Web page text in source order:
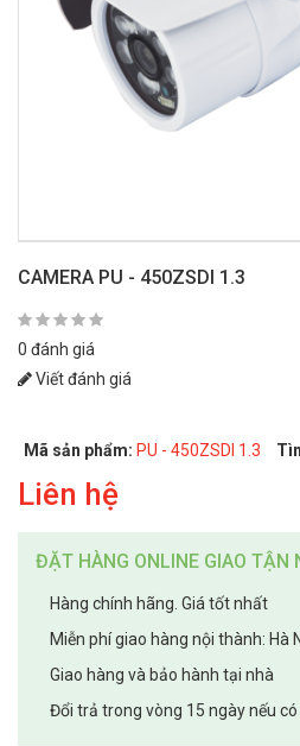
CAMERA PU - 450ZSDI 1.3
0 đánh giá
Viết đánh giá
Mã sản phẩm: PU - 450ZSDI 1.3
Liên hệ
ĐẶT HÀNG ONLINE GIAO TẬN
Hàng chính hãng. Giá tốt nhất
Miễn phí giao hàng nội thành: Hà
Giao hàng và bảo hành tại nhà
Đổi trả trong vòng 15 ngày nếu